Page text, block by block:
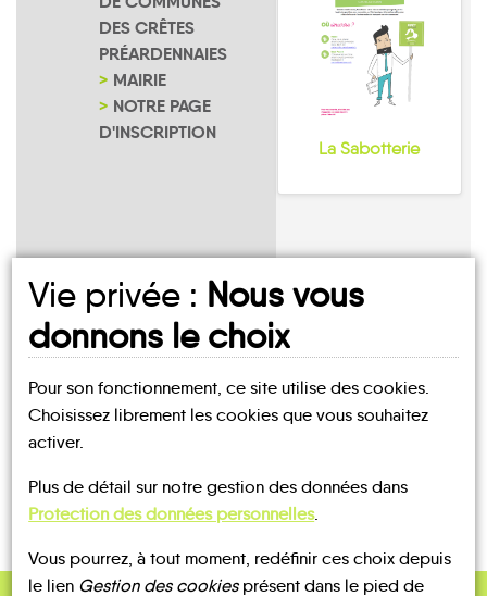
DES CRÊTES
PRÉARDENNAIES
MAIRIE
NOTRE PAGE
D'INSCRIPTION
La Sabotterie
UN AVIS, UN TÉMOIGNAGE
À PARTAGER ?
Vie privée : Nous vous
donnons le choix
Pour son fonctionnement, ce site utilise des cookies.
Choisissez librement les cookies que vous souhaitez
activer.
Plus de détail sur notre gestion des données dans
Protection des données personnelles.
Vous pourrez, à tout moment, redéfinir ces choix depuis
le lien Gestion des cookiesprésent dans le pied de